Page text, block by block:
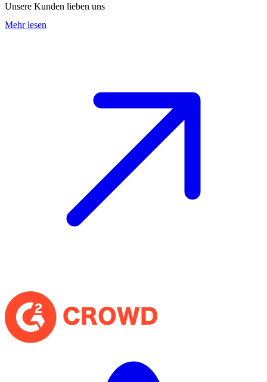
Unsere Kunden lieben uns
Mehr lesen